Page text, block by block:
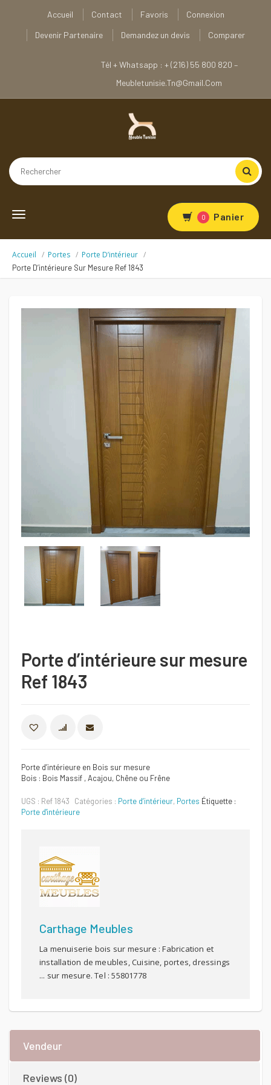
Accueil Contact Favoris
Connexion
Devenir Partenaire
Demandez un devis Comparer
Tél + Whatsapp : + (216) 55 800 820 –
Meubletunisie.tn@gmail.com
Toggle
0 Panier
Accueil Portes Porte D’intérieur
Porte D’intérieure Sur Mesure Ref 1843
Porte d’intérieure sur mesure
Ref 1843
COMPARER
Porte d’intérieure en Bois sur mesure
Bois : Bois Massif , Acajou, Chêne ou Frêne
UGS : Ref 1843 Catégories : Porte d’intérieur, Portes Étiquette :
Porte d'intérieure
Carthage Meubles
La menuiserie bois sur mesure : Fabrication et
installation de meubles, Cuisine, portes, dressings
... sur mesure. Tel : 55801778
Vendeur
Reviews (0)